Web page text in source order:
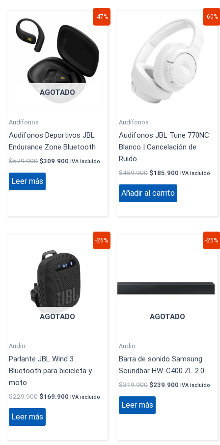
-47%
AGOTADO
Audífonos
Audífonos Deportivos JBL
Endurance Zone Bluetooth
$579.900
original
era:
$579.900.
$309.900
actual
$309.900.
IVA incluido
Leer más
-60%
Audífonos
Audífonos JBL Tune 770NC
Blanco | Cancelación de
Ruido
$459.900
original
$459.900.
$185.900
precio
actual
$185.900.
IVA incluido
Añadir al carrito
-26%
AGOTADO
Audio
Parlante JBL Wind 3
Bluetooth para bicicleta y
moto
$229.900
original
era:
$229.900.
$169.900
actual
es:
$169.900.
IVA incluido
Leer más
-25%
AGOTADO
Audio
Barra de sonido Samsung
Soundbar HW-C400 ZL 2.0
$319.900 $239.900 IVA incluido
Leer más